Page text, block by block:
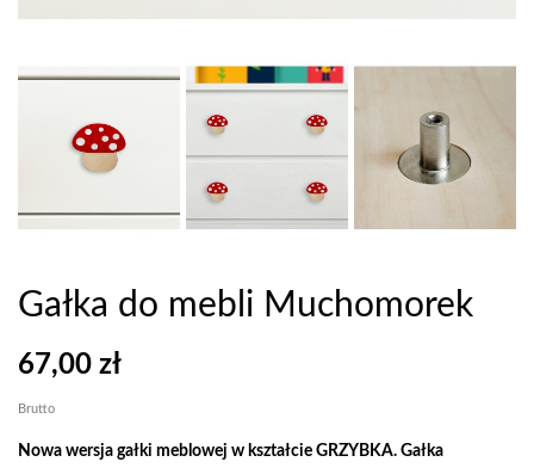
Gałka do mebli Muchomorek
67,00 zł
Brutto
Nowa wersja gałki meblowej w kształcie GRZYBKA. Gałka